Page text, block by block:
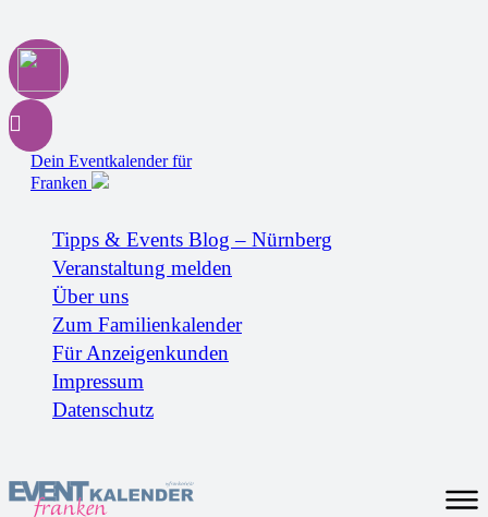
Dein Eventkalender für
Franken
Tipps & Events Blog – Nürnberg
Veranstaltung melden
Über uns
Zum Familienkalender
Für Anzeigenkunden
Impressum
Datenschutz